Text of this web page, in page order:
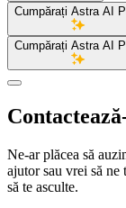
Cumpărați Astra AI
Cumpărați Astra AI
Ne-ar plăcea să
ajutor sau vrei să ne
să te asculte.